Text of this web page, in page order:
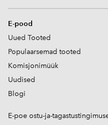
E-pood
Uued Tooted
Populaarsemad tooted
Komisjonimüük
Uudised
Blogi
E-poe ostu-ja-